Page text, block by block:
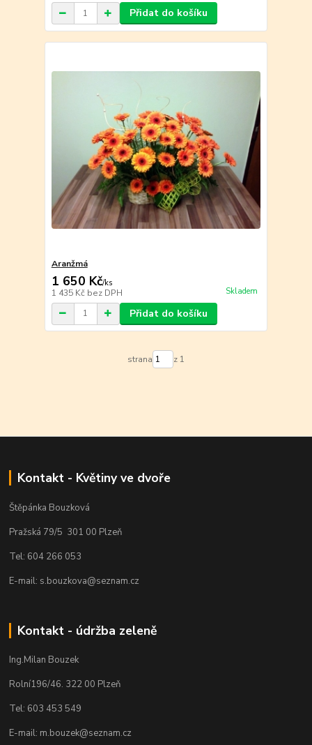
Přidat do košíku
Aranžmá
1 650 Kč/ks
1 435 Kč bez DPH Skladem
Přidat do košíku
strana z 1
Kontakt - Květiny ve dvoře
Štěpánka Bouzková
Pražská 79/5 301 00 Plzeň
Tel: 604 266 053
E-mail: s.bouzkova@seznam.cz
Kontakt - údržba zeleně
Ing.Milan Bouzek
Rolní196/46. 322 00 Plzeň
Tel: 603 453 549
E-mail: m.bouzek@seznam.cz